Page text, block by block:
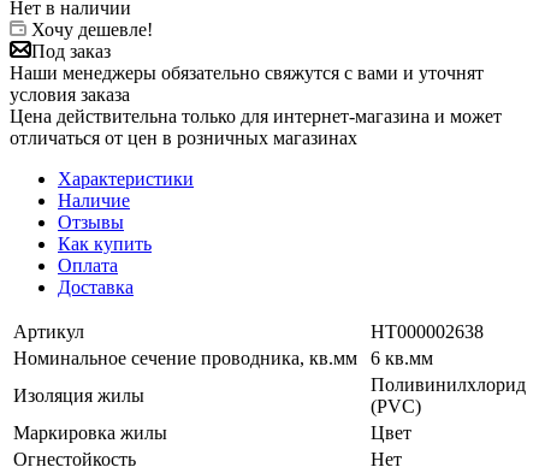
Нет в наличии
Хочу дешевле!
Под заказ
Наши менеджеры обязательно свяжутся с вами и уточнят
условия заказа
Цена действительна только для интернет-магазина и может
отличаться от цен в розничных магазинах
Характеристики
Наличие
Отзывы
Как купить
Оплата
Доставка
Артикул
НТ000002638
Номинальное сечение проводника, кв.мм
6 кв.мм
Изоляция жилы
Поливинилхлорид
(PVC)
Маркировка жилы
Цвет
Огнестойкость
Нет